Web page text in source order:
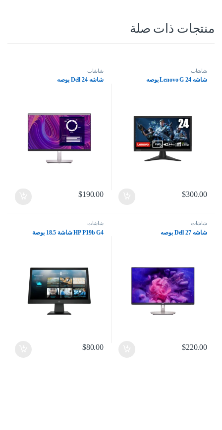
منتجات ذات صلة
شاشات
شاشه Lenovo G 24 بوصه
$300.00
شاشات
شاشه Dell 24 بوصه
$190.00
شاشات
شاشه Dell 27 بوصه
$220.00
شاشات
HP P19b G4 شاشة 18.5 بوصة
$80.00